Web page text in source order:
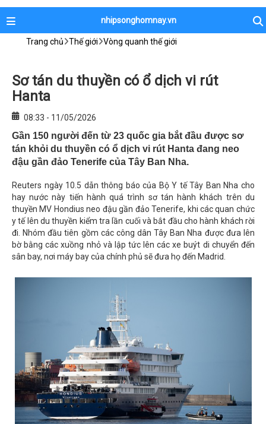
nhipsonghomnay.vn
Trang chủ Thế giới Vòng quanh thế giới
Sơ tán du thuyền có ổ dịch vi rút
Hanta
08:33 - 11/05/2026
Gần 150 người đến từ 23 quốc gia bắt đầu được sơ
tán khỏi du thuyền có ổ dịch vi rút Hanta đang neo
đậu gần đảo Tenerife của Tây Ban Nha.
Reuters ngày 10.5 dẫn thông báo của Bộ Y tế Tây Ban Nha cho
hay nước này tiến hành quá trình sơ tán hành khách trên du
thuyền MV Hondius neo đậu gần đảo Tenerife, khi các quan chức
y tế lên du thuyền kiểm tra lần cuối và bắt đầu cho hành khách rời
đi. Nhóm đầu tiên gồm các công dân Tây Ban Nha được đưa lên
bờ bằng các xuồng nhỏ và lập tức lên các xe buýt di chuyển đến
sân bay, nơi máy bay của chính phủ sẽ đưa họ đến Madrid.